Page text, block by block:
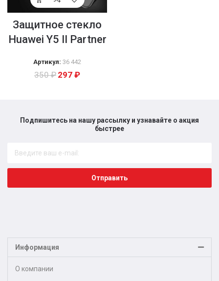
Защитное стекло
Huawei Y5 II Partner
Артикул: 36 442
350₽ 297 ₽
Подпишитесь на нашу рассылку и узнавайте о акция
быстрее​
Отправить
Информация
О компании